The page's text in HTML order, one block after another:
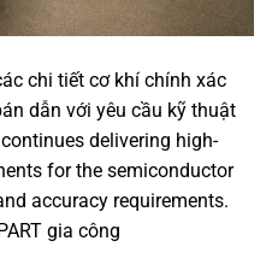
chi tiết cơ khí chính xác
dẫn với yêu cầu kỹ thuật
delivering high-
for the semiconductor
accuracy requirements.
gia công